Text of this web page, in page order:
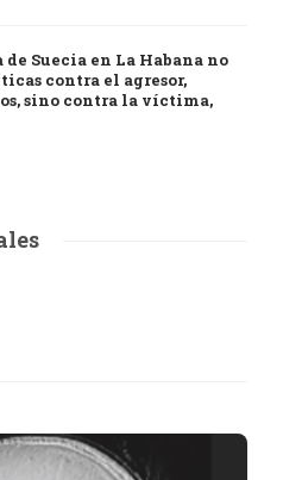
de Suecia en La Habana no
contra el agresor,
sino contra la víctima,